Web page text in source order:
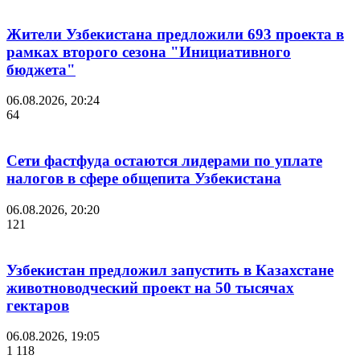
Жители Узбекистана предложили 693 проекта в
рамках второго сезона "Инициативного
бюджета"
06.08.2026, 20:24
64
Сети фастфуда остаются лидерами по уплате
налогов в сфере общепита Узбекистана
06.08.2026, 20:20
121
Узбекистан предложил запустить в Казахстане
животноводческий проект на 50 тысячах
гектаров
06.08.2026, 19:05
1 118